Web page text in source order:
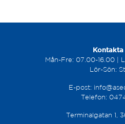
Kontakta
Mån-Fre: 07.00-16.00 |
Lör-Sön:
E-post:
Telefon:
Terminalgatan 1,